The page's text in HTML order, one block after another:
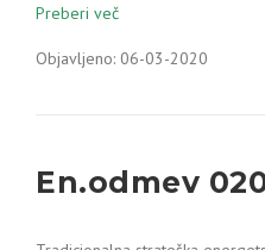
Preberi več
Objavljeno: 06-03-2020
En.odmev